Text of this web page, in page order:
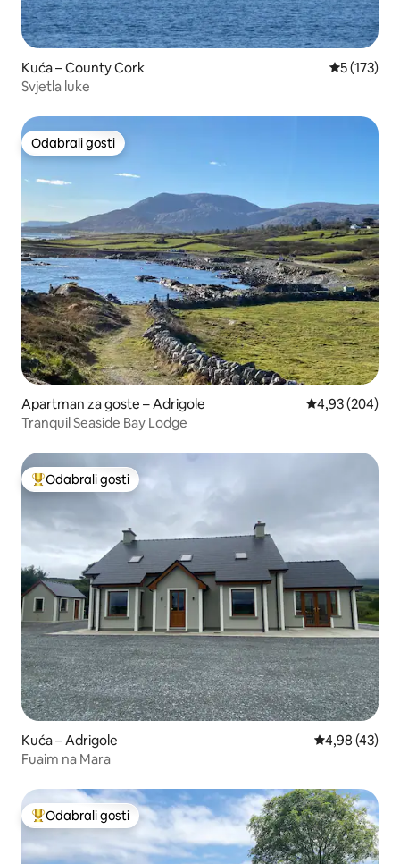
Kuća – County Cork Prosječna
5 (173)
Svjetla luke
Odabrali gosti
Odabrali gosti
Apartman za goste – Adrigole Prosječna
4,93 (204)
Tranquil Seaside Bay Lodge
Među najviše rangiranima s oznakom „Odabrali gosti”
Odabrali gosti
Kuća – Adrigole Prosječna
4,98 (43)
Fuaim na Mara
Među najviše rangiranima s oznakom „Odabrali gosti”
Odabrali gosti